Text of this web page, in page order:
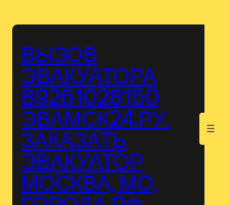
ВЫЗОВ
ЭВАКУАТОРА
89261028150
ЭВАМСК24.РУ.
ЗАКАЗАТЬ
ЭВАКУАТОР
МОСКВА, МО,